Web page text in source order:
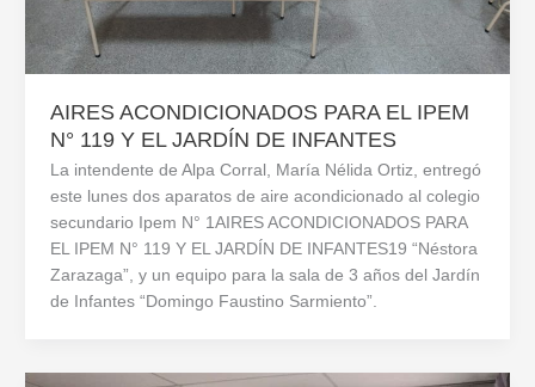
AIRES ACONDICIONADOS PARA EL IPEM
N° 119 Y EL JARDÍN DE INFANTES
La intendente de Alpa Corral, María Nélida Ortiz, entregó
este lunes dos aparatos de aire acondicionado al colegio
secundario Ipem N° 1AIRES ACONDICIONADOS PARA
EL IPEM N° 119 Y EL JARDÍN DE INFANTES19 “Néstora
Zarazaga”, y un equipo para la sala de 3 años del Jardín
de Infantes “Domingo Faustino Sarmiento”.